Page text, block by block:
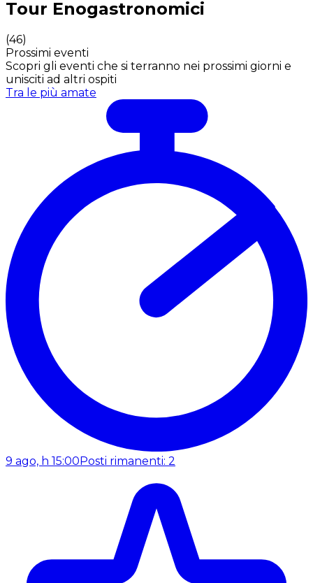
Tour Enogastronomici
(46)
Prossimi eventi
Scopri gli eventi che si terranno nei prossimi giorni e
unisciti ad altri ospiti
Tra le più amate
9 ago, h 15:00 Posti rimanenti: 2